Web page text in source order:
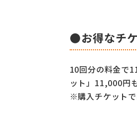
●お得なチ
10回分の料金で
ット」11,000円
※購入チケットで